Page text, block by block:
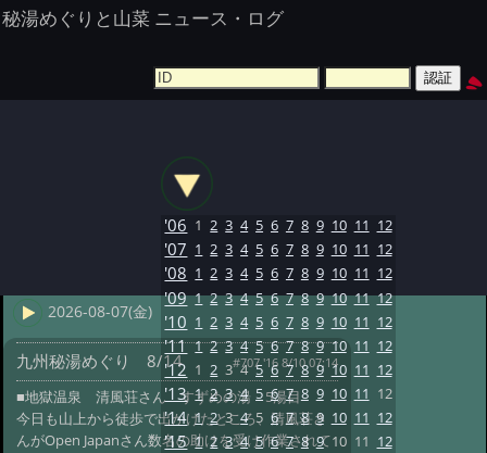
秘湯めぐりと山菜 ニュース・ログ
2026-08-07(金)
九州秘湯めぐり 8/14 #707 '16 8/10 07:14
■地獄温泉 清風荘さん すずめの湯 5湯目
今日も山上から徒歩で出かけたところ、清風荘さ
んがOpen Japanさん数名の助けを受け作業されて
'06 1 2 3 4 5 6 7 8 9 10 11 12
'07 1 2 3 4 5 6 7 8 9 10 11 12
'08 1 2 3 4 5 6 7 8 9 10 11 12
'09 1 2 3 4 5 6 7 8 9 10 11 12
'10 1 2 3 4 5 6 7 8 9 10 11 12
'11 1 2 3 4 5 6 7 8 9 10 11 12
'12 1 2 3 4 5 6 7 8 9 10 11 12
'13 1 2 3 4 5 6 7 8 9 10 11 12
'14 1 2 3 4 5 6 7 8 9 10 11 12
'15 1 2 3 4 5 6 7 8 9 10 11 12